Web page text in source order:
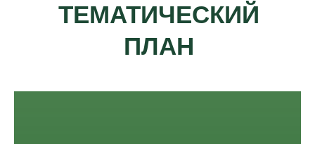
ТЕМАТИЧЕСКИЙ
ПЛАН